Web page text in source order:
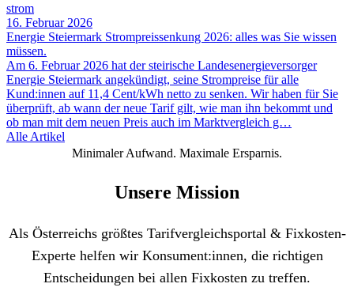
strom
16. Februar 2026
Energie Steiermark Strompreissenkung 2026: alles was Sie wissen
müssen.
Am 6. Februar 2026 hat der steirische Landesenergieversorger
Energie Steiermark angekündigt, seine Strompreise für alle
Kund:innen auf 11,4 Cent/kWh netto zu senken. Wir haben für Sie
überprüft, ab wann der neue Tarif gilt, wie man ihn bekommt und
ob man mit dem neuen Preis auch im Marktvergleich g…
Alle Artikel
Minimaler Aufwand. Maximale Ersparnis.
Unsere Mission
Als Österreichs größtes Tarifvergleichsportal & Fixkosten-
Experte helfen wir Konsument:innen, die richtigen
Entscheidungen bei allen Fixkosten zu treffen.